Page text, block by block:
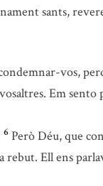
sants,
vos,
Em sento
6 Però Déu, que
rebut. Ell ens